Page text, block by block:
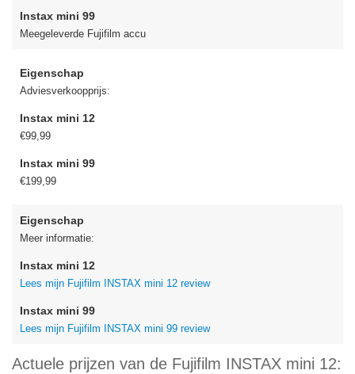
Instax mini 99
Meegeleverde Fujifilm accu
Eigenschap
Adviesverkoopprijs:
Instax mini 12
€99,99
Instax mini 99
€199,99
Eigenschap
Meer informatie:
Instax mini 12
Lees mijn Fujifilm INSTAX mini 12 review
Instax mini 99
Lees mijn Fujifilm INSTAX mini 99 review
Actuele prijzen van de Fujifilm INSTAX mini 12: